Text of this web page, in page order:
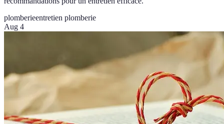
plomberieentretien plomberie
Aug 4